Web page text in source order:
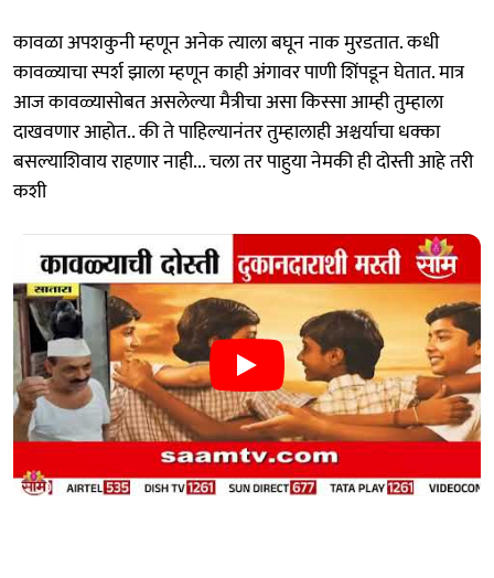
कावळा अपशकुनी म्हणून अनेक त्याला बघून नाक मुरडतात. कधी
कावळ्याचा स्पर्श झाला म्हणून काही अंगावर पाणी शिंपडून घेतात. मात्र
आज कावळ्यासोबत असलेल्या मैत्रीचा असा किस्सा आम्ही तुम्हाला
दाखवणार आहोत.. की ते पाहिल्यानंतर तुम्हालाही अश्चर्याचा धक्का
बसल्याशिवाय राहणार नाही... चला तर पाहुया नेमकी ही दोस्ती आहे तरी
कशी